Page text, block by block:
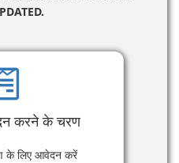
करने के चरण
के लिए आवेदन करें